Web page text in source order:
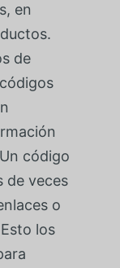
en
de
código
de veces
o
los